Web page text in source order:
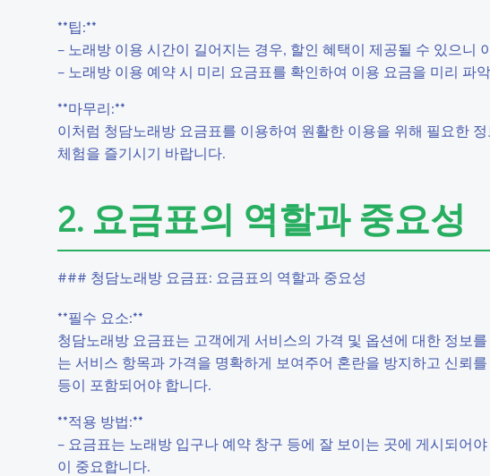
**팁:**
– 노래방 이용 시간이 길어지는 경우, 할인 혜택이 제공될 수 있으니
– 노래방 이용 예약 시 미리 요금표를 확인하여 이용 요금을 미리 파
**마무리:**
이처럼 청담노래방 요금표를 이용하여 원활한 이용을 위해 필요한
체험을 즐기시기 바랍니다.
2. 요금표의 역할과 중요성
### 청담노래방 요금표: 요금표의 역할과 중요성
**필수 요소:**
청담노래방 요금표는 고객에게 서비스의 가격 및 옵션에 대한 정보
는 서비스 항목과 가격을 명확하게 보여주어 혼란을 방지하고 신뢰
등이 포함되어야 합니다.
**적용 방법:**
– 요금표는 노래방 입구나 예약 창구 등에 잘 보이는 곳에 게시되어
이 중요합니다.